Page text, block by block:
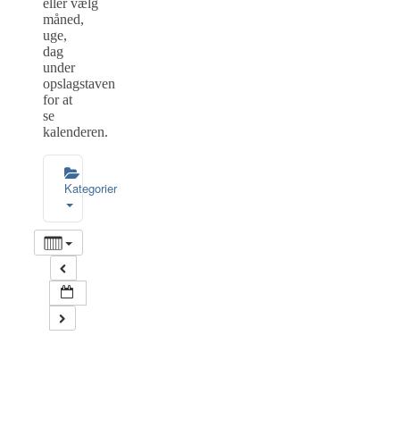
måned,
uge,
dag
under
opslagstaven
for at
se
kalenderen.
Kategorier